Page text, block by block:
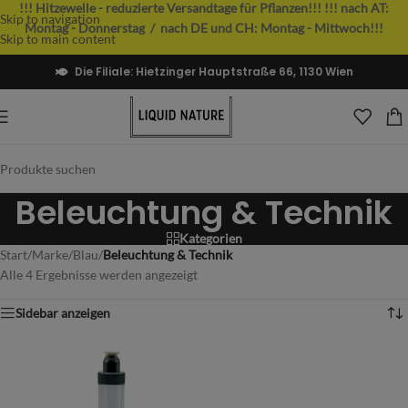
Skip to navigation
Skip to main content
!!! Hitzewelle - reduzierte Versandtage für Pflanzen!!! !!! nach AT:
Montag - Donnerstag / nach DE und CH: Montag - Mittwoch!!!
Die Filiale: Hietzinger Hauptstraße 66, 1130 Wien
Beleuchtung & Technik
Kategorien
Start/Marke/Blau/Beleuchtung & Technik
Alle 4 Ergebnisse werden angezeigt
Sidebar anzeigen